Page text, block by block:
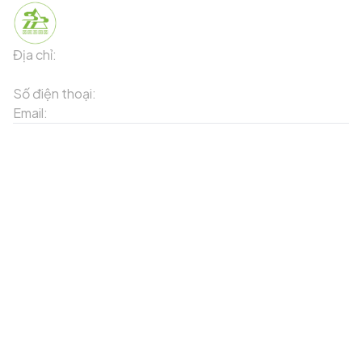
Địa chỉ:
Số điện thoại:
Email: